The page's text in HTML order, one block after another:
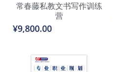
常春藤私教文书写作训练
营
¥9,800.00